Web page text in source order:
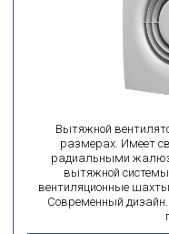
Вытяжной
размерах. Имеет
радиальными
вытяжной
вентиляционные шахты
Современный